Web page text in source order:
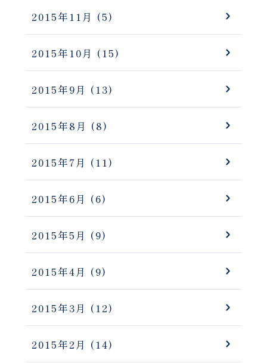
2015年11月 (5)
2015年10月 (15)
2015年9月 (13)
2015年8月 (8)
2015年7月 (11)
2015年6月 (6)
2015年5月 (9)
2015年4月 (9)
2015年3月 (12)
2015年2月 (14)